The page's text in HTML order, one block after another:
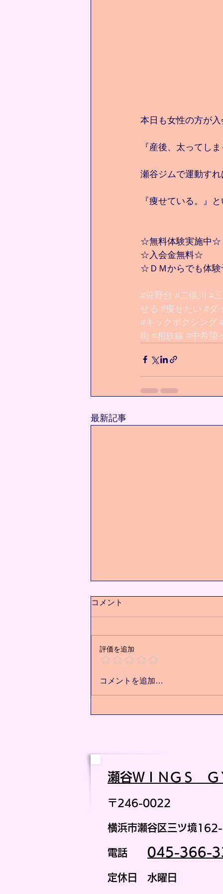
本日も女性の方が入
『産後、太ってし
瀬谷ジムで運動す
『痩せている。』
☆無料体験実施中☆
☆入会金無料☆
☆ＤＭからでも体
#笹野台 #二俣川 #
せる #痩せたい #ダ
#キックボクシング
街 #相鉄線 #中希望
最新記事
痩せた先にある未来⭐️
コメント
評価を追加
コメントを追加…
瀬谷ＷＩ ＮＧＳ Ｇ
〒246-0022
横浜市瀬谷区三ツ境
電話 045-366-
定休日 水曜日